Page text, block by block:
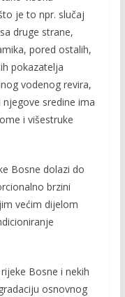
je to npr. slučaj
druge strane,
pored ostalih,
pokazatelja
vodenog revira,
sredine ima
i višestruke
Bosne do­lazi do
brzini
većim dijelom
Bosne i nekih
osnovnog